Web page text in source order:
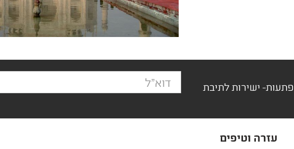
ישירות לתיבת
עזרה וטיפים